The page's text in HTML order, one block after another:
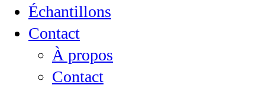
Échantillons
Contact
À propos
Contact